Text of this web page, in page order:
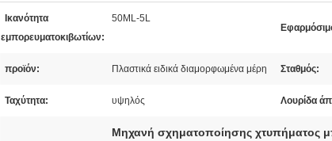
Ικανότητα
εμπορευματοκιβωτίων:
50ML-5L
προϊόν: Πλαστικά ειδικά διαμορφωμένα μέρη Σταθμός:
Ταχύτητα: υψηλός Λουρίδα
Μηχανή σχηματοποίησης χτυπήματος